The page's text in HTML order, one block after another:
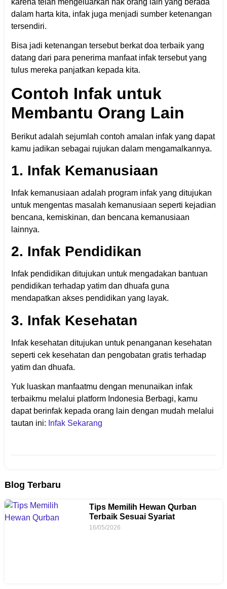
dalam harta kita, infak juga menjadi sumber ketenangan
tersendiri.
Bisa jadi ketenangan tersebut berkat doa terbaik yang
datang dari para penerima manfaat infak tersebut yang
tulus mereka panjatkan kepada kita.
Contoh Infak untuk
Membantu Orang Lain
Berikut adalah sejumlah contoh amalan infak yang dapat
kamu jadikan sebagai rujukan dalam mengamalkannya.
1. Infak Kemanusiaan
Infak kemanusiaan adalah program infak yang ditujukan
untuk mengentas masalah kemanusiaan seperti kejadian
bencana, kemiskinan, dan bencana kemanusiaan
lainnya.
2. Infak Pendidikan
Infak pendidikan ditujukan untuk mengadakan bantuan
pendidikan terhadap yatim dan dhuafa guna
mendapatkan akses pendidikan yang layak.
3. Infak Kesehatan
Infak kesehatan ditujukan untuk penanganan kesehatan
seperti cek kesehatan dan pengobatan gratis terhadap
yatim dan dhuafa.
Yuk luaskan manfaatmu dengan menunaikan infak
terbaikmu melalui platform Indonesia Berbagi, kamu
dapat berinfak kepada orang lain dengan mudah melalui
tautan ini: Infak Sekarang
Blog Terbaru
Tips Memilih Hewan Qurban
Terbaik Sesuai Syariat
16/05/2026